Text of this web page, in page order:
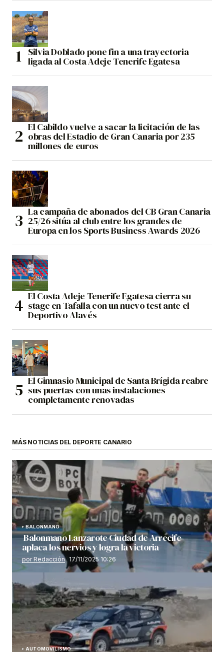
Silvia Doblado pone fin a una trayectoria
ligada al Costa Adeje Tenerife Egatesa
El Cabildo vuelve a sacar la licitación de las
obras del Estadio de Gran Canaria por 235
millones de euros
La campaña de abonados del CB Gran Canaria
25/26 sitúa al club entre los grandes de
Europa en los Sports Business Awards 2026
El Costa Adeje Tenerife Egatesa cierra su
stage en Tafalla con un nuevo test ante el
Deportivo Alavés
El Gimnasio Municipal de Santa Brígida reabre
sus puertas con unas instalaciones
completamente renovadas
MÁS NOTICIAS DEL DEPORTE CANARIO
BALONMANO
Balonmano Lanzarote Ciudad de Arrecife
aplaca los nervios y logra la victoria
por Redacción 17/11/2025 10:26
AUTOMOVILISMO